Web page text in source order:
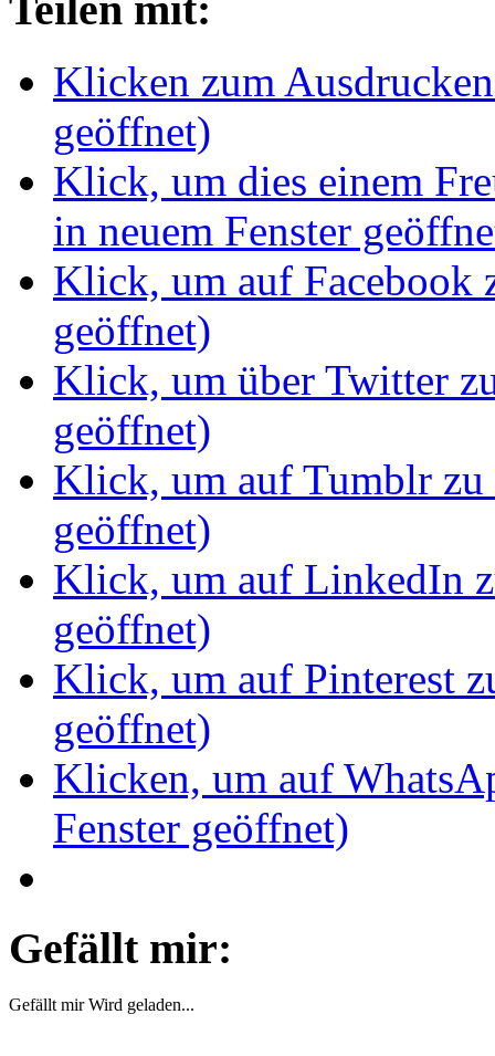
Klicken zum
geöffnet)
Klick, um dies einem
in neuem Fenster
Klick, um auf Facebook
geöffnet)
Klick, um über Twitter
geöffnet)
Klick, um auf Tumblr zu
geöffnet)
Klick, um auf LinkedIn
geöffnet)
Klick, um auf Pinterest
geöffnet)
Klicken, um auf
Fenster geöffnet)
Gefällt mir:
Gefällt mir Wird geladen...